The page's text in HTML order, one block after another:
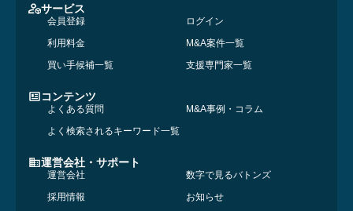
サービス
会員登録
ログイン
利用料金
M&A案件一覧
買い手候補一覧
支援専門家一覧
コンテンツ
よくある質問
M&A事例・コラム
よく検索されるキーワード一覧
運営会社・サポート
運営会社
数字で見るバトンズ
採用情報
お知らせ